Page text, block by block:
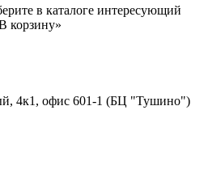
в каталоге интересующий
корзину»
4к1, офис 601-1 (БЦ "Тушино")